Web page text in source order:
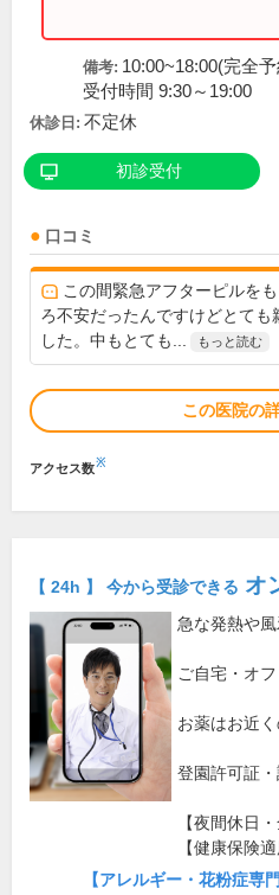
備考: 10:00~18:00(完全
受付時間 9:30～19:00
休診日: 不定休
初診受付
口コミ
この間緊急アフターピルを
ろ不安だったんですけどとても
した。中もとても...
もっと読む
この医院の
アクセス数※
【 24h 】 今から受診できる オ
急な発熱や
ご自宅・オ
お薬はお近
登園許可証
【夜間休日
【健康保険適
【アレルギー・花粉症専